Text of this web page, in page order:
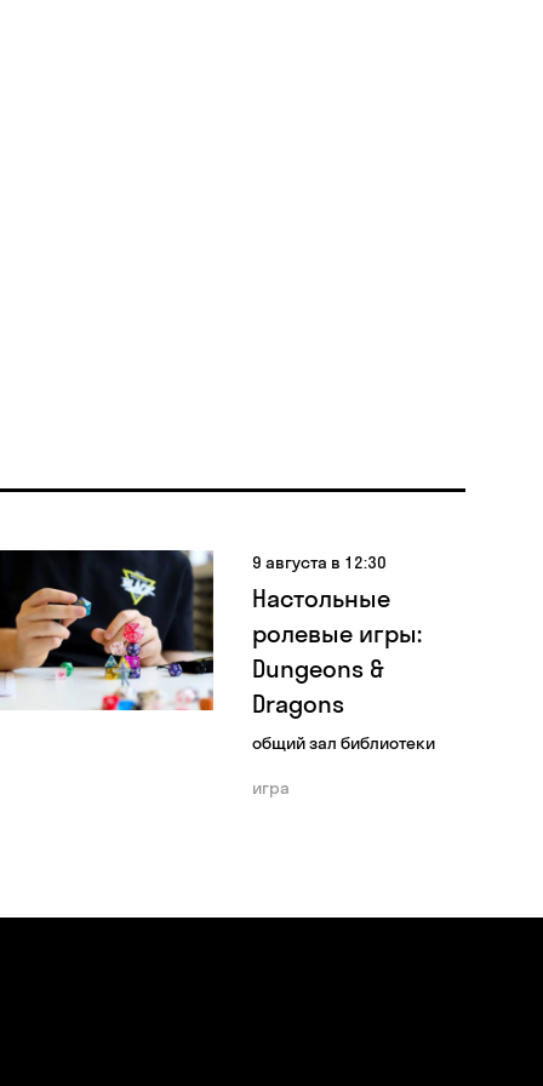
9 августа в 12:30
Настольные
ролевые игры:
Dungeons &
Dragons
общий зал библиотеки
игра